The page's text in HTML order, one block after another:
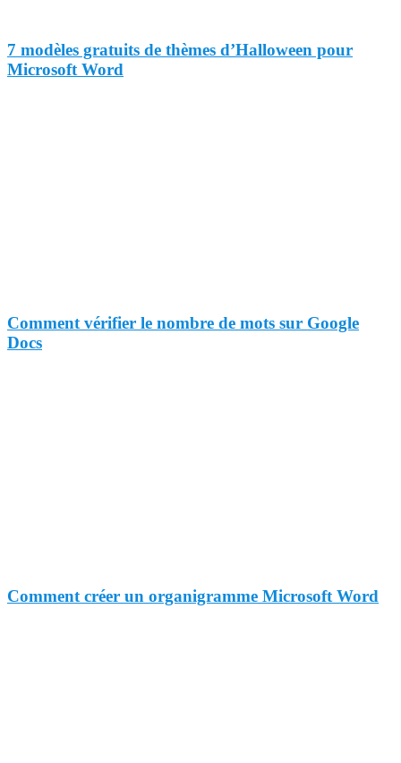
7 modèles gratuits de thèmes d’Halloween pour
Microsoft Word
Comment vérifier le nombre de mots sur Google
Docs
Comment créer un organigramme Microsoft Word